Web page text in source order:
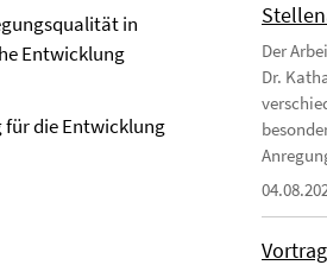
in
Entwicklung
für die Entwicklung
Der
Dr.